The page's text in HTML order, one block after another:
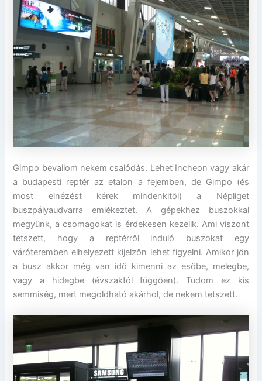
Gimpo bevallom nekem csalódás. Lehet Incheon vagy akár
a budapesti reptér az etalon a fejemben, de Gimpo (és
most elnézést kérek mindenkitől) a Népliget
buszpályaudvarra emlékeztet. A gépekhez buszokkal
megyünk, a csomagokat is érdekesen kezelik. Ami viszont
tetszett, hogy a reptérről induló buszokat egy
váróteremben elhelyezett kijelzőn lehet figyelni. Amikor jön
a busz akkor még van idő kimenni az esőbe, melegbe,
vagy a hidegbe (évszaktól függően). Tudom ez kis
semmiség, mert megoldható akárhol, de nekem tetszett.